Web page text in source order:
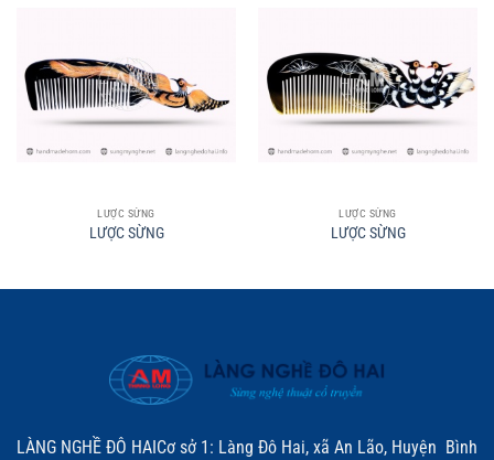
LƯỢC SỪNG
LƯỢC SỪNG
LƯỢC SỪNG
LƯỢC SỪNG
LÀNG NGHỀ ĐÔ HAICơ sở 1: Làng Đô Hai, xã An Lão, Huyện Bình